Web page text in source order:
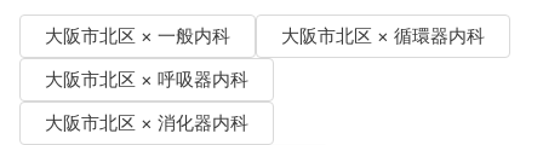
大阪市北区 × 一般内科
大阪市北区 × 循環器内科
大阪市北区 × 呼吸器内科
大阪市北区 × 消化器内科